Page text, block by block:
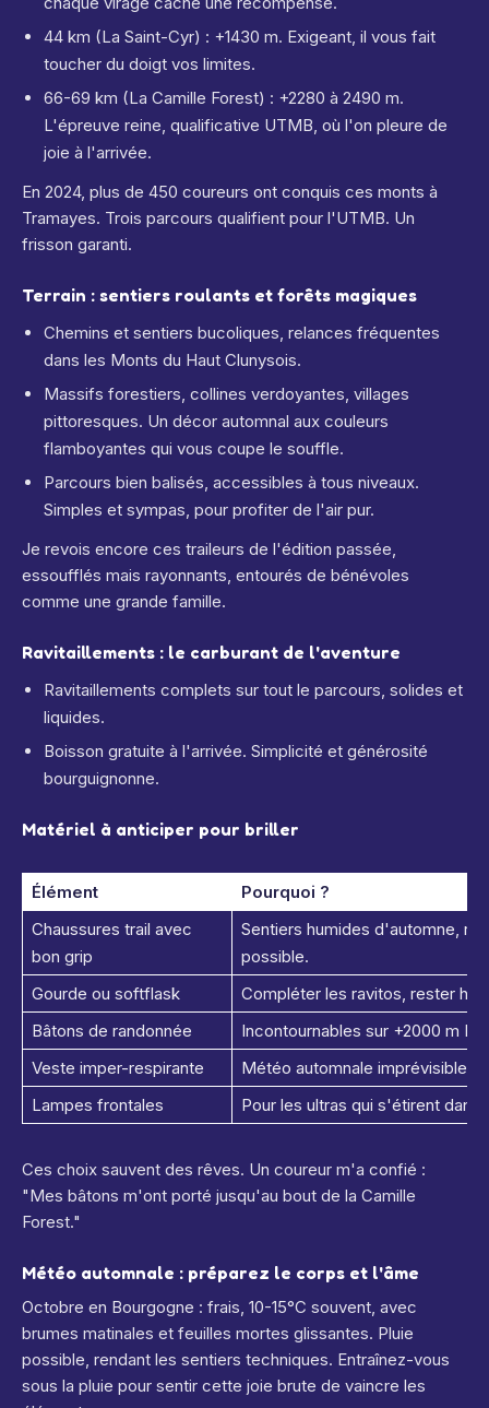
44 km (La Saint-Cyr) : +1430 m. Exigeant, il vous fait
toucher du doigt vos limites.
66-69 km (La Camille Forest) : +2280 à 2490 m.
L'épreuve reine, qualificative UTMB, où l'on pleure de
joie à l'arrivée.
En 2024, plus de 450 coureurs ont conquis ces monts à
Tramayes. Trois parcours qualifient pour l'UTMB. Un
frisson garanti.
Terrain : sentiers roulants et forêts magiques
Chemins et sentiers bucoliques, relances fréquentes
dans les Monts du Haut Clunysois.
Massifs forestiers, collines verdoyantes, villages
pittoresques. Un décor automnal aux couleurs
flamboyantes qui vous coupe le souffle.
Parcours bien balisés, accessibles à tous niveaux.
Simples et sympas, pour profiter de l'air pur.
Je revois encore ces traileurs de l'édition passée,
essoufflés mais rayonnants, entourés de bénévoles
comme une grande famille.
Ravitaillements : le carburant de l'aventure
Ravitaillements complets sur tout le parcours, solides et
liquides.
Boisson gratuite à l'arrivée. Simplicité et générosité
bourguignonne.
Matériel à anticiper pour briller
Élément
Pourquoi ?
Chaussures trail avec
bon grip
Sentiers humides d'automne,
possible.
Gourde ou softflask
Compléter les ravitos, rester
Bâtons de randonnée
Incontournables sur +2000 m
Veste imper-respirante
Météo automnale imprévisible
Lampes frontales
Pour les ultras qui s'étirent dans
Ces choix sauvent des rêves. Un coureur m'a confié :
"Mes bâtons m'ont porté jusqu'au bout de la Camille
Forest."
Météo automnale : préparez le corps et l'âme
Octobre en Bourgogne : frais, 10-15°C souvent, avec
brumes matinales et feuilles mortes glissantes. Pluie
possible, rendant les sentiers techniques. Entraînez-vous
sous la pluie pour sentir cette joie brute de vaincre les